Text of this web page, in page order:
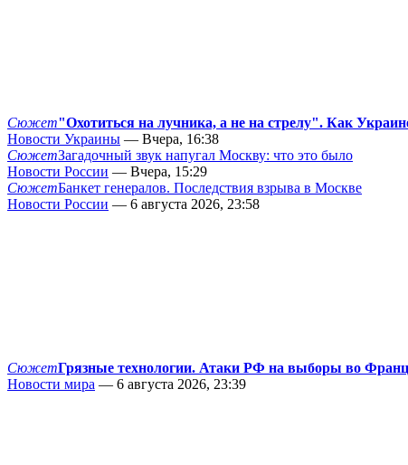
Сюжет"Охотиться на лучника, а не на стрелу". Как
Новости Украины — Вчера, 16:38
СюжетЗагадочный звук напугал Москву: что это было
Новости России — Вчера, 15:29
СюжетБанкет генералов. Последствия взрыва в Москве
Новости России — 6 августа 2026, 23:58
СюжетГрязные технологии. Атаки РФ на выборы во
Новости мира — 6 августа 2026, 23:39